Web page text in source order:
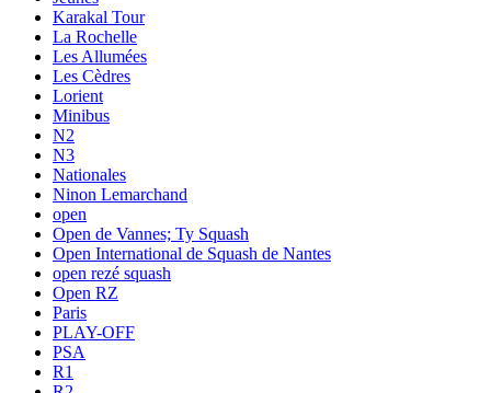
Karakal Tour
La Rochelle
Les Allumées
Les Cèdres
Lorient
Minibus
N2
N3
Nationales
Ninon Lemarchand
open
Open de Vannes; Ty Squash
Open International de Squash de Nantes
open rezé squash
Open RZ
Paris
PLAY-OFF
PSA
R1